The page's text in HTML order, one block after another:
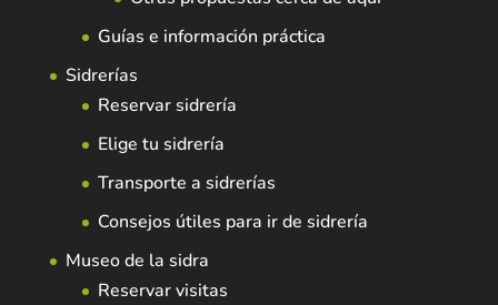
Guías e información práctica
Sidrerías
Reservar sidrería
Elige tu sidrería
Transporte a sidrerías
Consejos útiles para ir de sidrería
Museo de la sidra
Reservar visitas